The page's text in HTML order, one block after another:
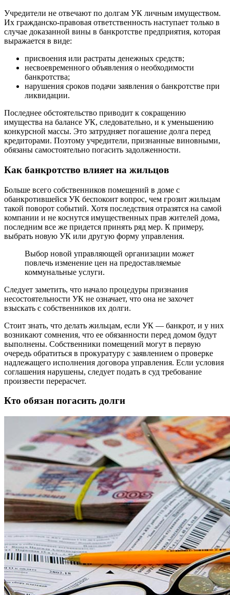
Учредители не отвечают по долгам УК личным имуществом.
Их гражданско-правовая ответственность наступает только в
случае доказанной вины в банкротстве предприятия, которая
выражается в виде:
присвоения или растраты денежных средств;
несвоевременного объявления о необходимости
банкротства;
нарушения сроков подачи заявления о банкротстве при
ликвидации.
Последнее обстоятельство приводит к сокращению
имущества на балансе УК, следовательно, и к уменьшению
конкурсной массы. Это затрудняет погашение долга перед
кредиторами. Поэтому учредители, признанные виновными,
обязаны самостоятельно погасить задолженности.
Как банкротство влияет на жильцов
Больше всего собственников помещений в доме с
обанкротившейся УК беспокоит вопрос, чем грозит жильцам
такой поворот событий. Хотя последствия отразятся на самой
компании и не коснутся имущественных прав жителей дома,
последним все же придется принять ряд мер. К примеру,
выбрать новую УК или другую форму управления.
Выбор новой управляющей организации может
повлечь изменение цен на предоставляемые
коммунальные услуги.
Следует заметить, что начало процедуры признания
несостоятельности УК не означает, что она не захочет
взыскать с собственников их долги.
Стоит знать, что делать жильцам, если УК — банкрот, и у них
возникают сомнения, что ее обязанности перед домом будут
выполнены. Собственники помещений могут в первую
очередь обратиться в прокуратуру с заявлением о проверке
надлежащего исполнения договора управления. Если условия
соглашения нарушены, следует подать в суд требование
произвести перерасчет.
Кто обязан погасить долги